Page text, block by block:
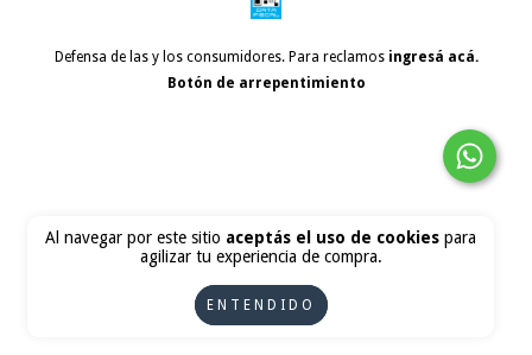
Al navegar por este sitio aceptás el uso de cookies para
agilizar tu experiencia de compra.
ENTENDIDO
Defensa de las y los consumidores. Para reclamos ingresá acá.
Botón de arrepentimiento